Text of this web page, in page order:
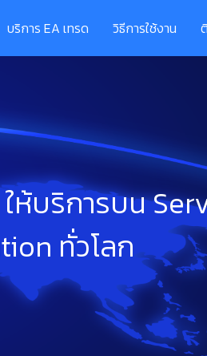
บริการ EA เทรด วิธีการใช้งาน
ห้บริการบน
ทั่วโลก